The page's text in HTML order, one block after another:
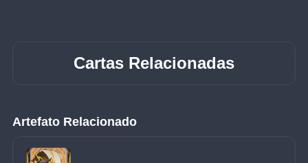
Cartas Relacionadas
Artefato Relacionado